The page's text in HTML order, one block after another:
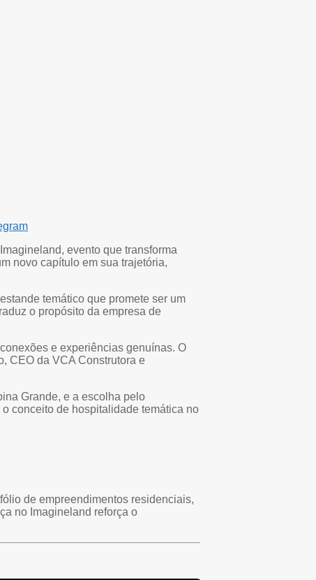
evento que transforma
novo capítulo em sua trajetória,
temático que promete ser um
o propósito da empresa de
e experiências genuínas. O
CEO da VCA Construtora e
Grande, e a escolha pelo
conceito de hospitalidade temática no
de empreendimentos residenciais,
no Imagineland reforça o